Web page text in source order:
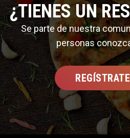
¿TIENES UN
Se parte de nuestra
personas